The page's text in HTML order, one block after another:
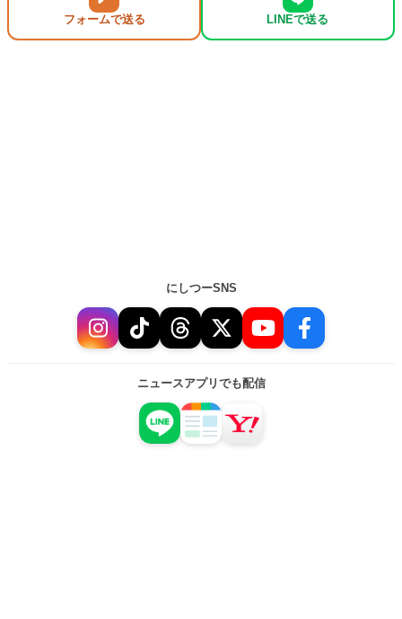
フォームで送る LINEで送る
にしつーSNS
ニュースアプリでも配信